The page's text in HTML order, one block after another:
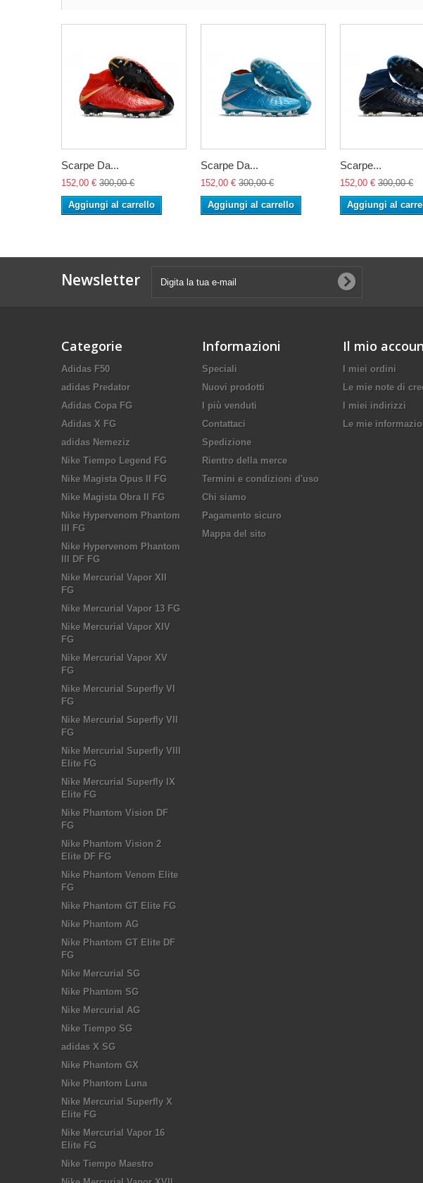
Scarpe Da...
152,00 € 300,00 €
Aggiungi al carrello
Scarpe Da...
152,00 € 300,00 €
Aggiungi al carrello
Scarpe...
152,00 € 300,00 €
Aggiungi al
Newsletter
Categorie
Adidas F50
adidas Predator
Adidas Copa FG
Adidas X FG
adidas Nemeziz
Nike Tiempo Legend FG
Nike Magista Opus II FG
Nike Magista Obra II FG
Nike Hypervenom Phantom
III FG
Nike Hypervenom Phantom
III DF FG
Nike Mercurial Vapor XII
FG
Nike Mercurial Vapor 13 FG
Nike Mercurial Vapor XIV
FG
Nike Mercurial Vapor XV
FG
Nike Mercurial Superfly VI
FG
Nike Mercurial Superfly VII
FG
Nike Mercurial Superfly VIII
Elite FG
Nike Mercurial Superfly IX
Elite FG
Nike Phantom Vision DF
FG
Nike Phantom Vision 2
Elite DF FG
Nike Phantom Venom Elite
FG
Nike Phantom GT Elite FG
Nike Phantom AG
Nike Phantom GT Elite DF
FG
Nike Mercurial SG
Nike Phantom SG
Nike Mercurial AG
Nike Tiempo SG
adidas X SG
Nike Phantom GX
Nike Phantom Luna
Nike Mercurial Superfly X
Elite FG
Nike Mercurial Vapor 16
Elite FG
Nike Tiempo Maestro
Informazioni
Speciali
Nuovi prodotti
I più venduti
Contattaci
Spedizione
Rientro della merce
Termini e condizioni d'uso
Chi siamo
Pagamento sicuro
Mappa del sito
Il mio
I miei ordini
Le mie note di
I miei indirizzi
Le mie